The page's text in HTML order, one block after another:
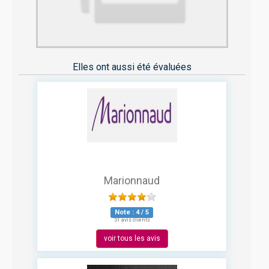
Elles ont aussi été évaluées
Marionnaud
Note : 4/ 5
51 avis clients
voir tous les avis